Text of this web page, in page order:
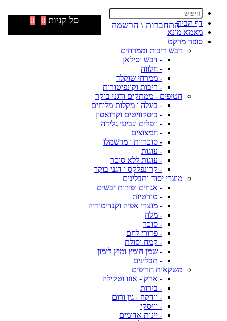
דף הבית
מאמא מונא
סופר מרקט
דבש ריבות וממרחים
- דבש וסילאן
- חלווה
- ממרחי שוקלד
- ריבות וקונפיטורות
חטיפים - ממתקים ודגני בוקר
- ביגלה ו מקלות מלוחים
- ביסקוויטים וקרואסון
- וופלים וגביעי גלידה
- חמצוצים
- סוכריות ו מרשמלו
- עוגות
- עוגות ללא סוכר
- קרונפלקס ו דגני בוקר
מוצרי יסוד ותבלינים
- אגוזים ופירות יבשים
- טורטיות
- מוצרי אפיה וקנדיטוריה
- מלח
- סוכר
- פרורי לחם
- קמח וסולת
- שמן חומץ ומיץ לימון
- תבלינים
משקאות חריפים
- ארק - אוזו וטקילה
- בירות
- וודקה - גין ורום
- וויסקי
- יינות אדומים
התחברות \ הרשמה סל קניות 0
0